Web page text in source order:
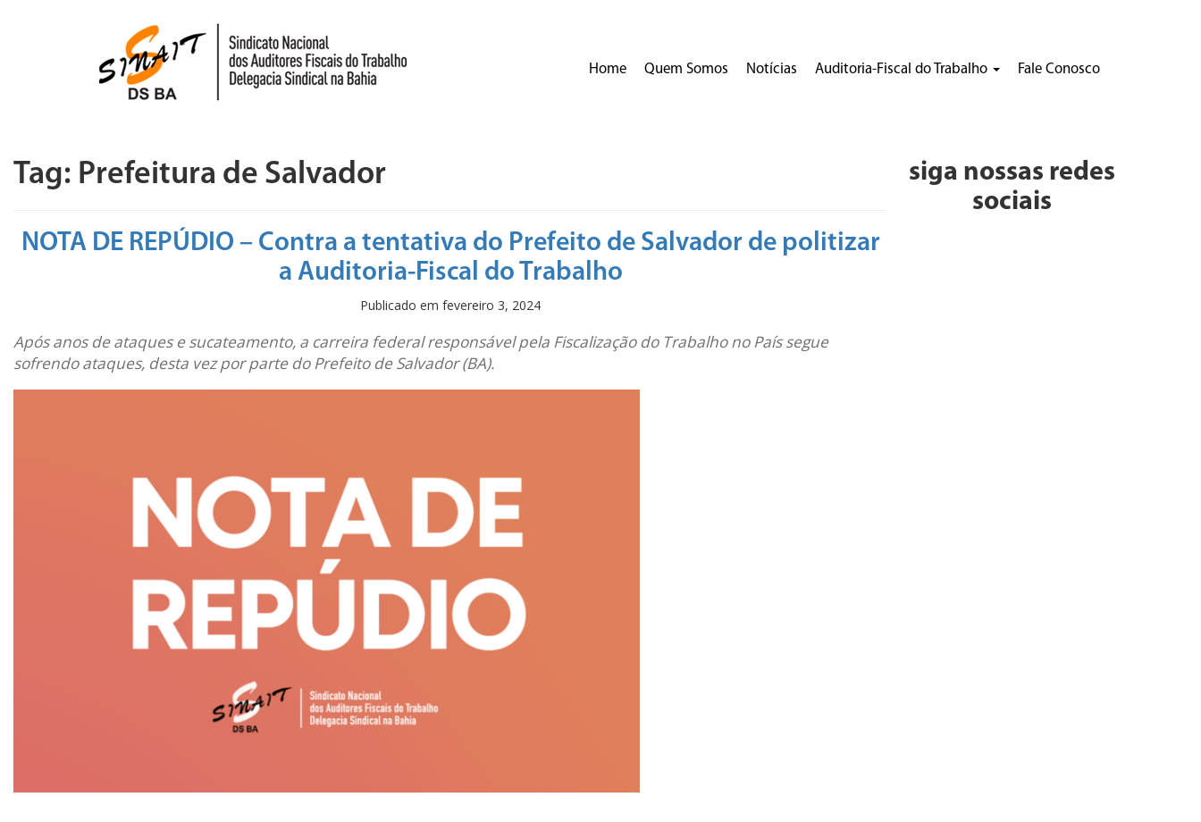
Home Quem Somos Notícias Auditoria-Fiscal do Trabalho Fale Conosco
Tag: Prefeitura de Salvador
NOTA DE REPÚDIO – Contra a tentativa do Prefeito de Salvador de politizar
a Auditoria-Fiscal do Trabalho
Publicado em fevereiro 3, 2024
Após anos de ataques e sucateamento, a carreira federal responsável pela Fiscalização do Trabalho no País segue
sofrendo ataques, desta vez por parte do Prefeito de Salvador (BA).
siga nossas redes
sociais